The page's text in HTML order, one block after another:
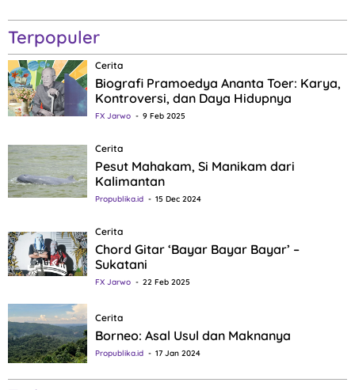
Terpopuler
Cerita
Biografi Pramoedya Ananta Toer: Karya,
Kontroversi, dan Daya Hidupnya
FX Jarwo 9 Feb 2025
Cerita
Pesut Mahakam, Si Manikam dari
Kalimantan
Propublika.id 15 Dec 2024
Cerita
Chord Gitar ‘Bayar Bayar Bayar’ –
Sukatani
FX Jarwo 22 Feb 2025
Cerita
Borneo: Asal Usul dan Maknanya
Propublika.id 17 Jan 2024